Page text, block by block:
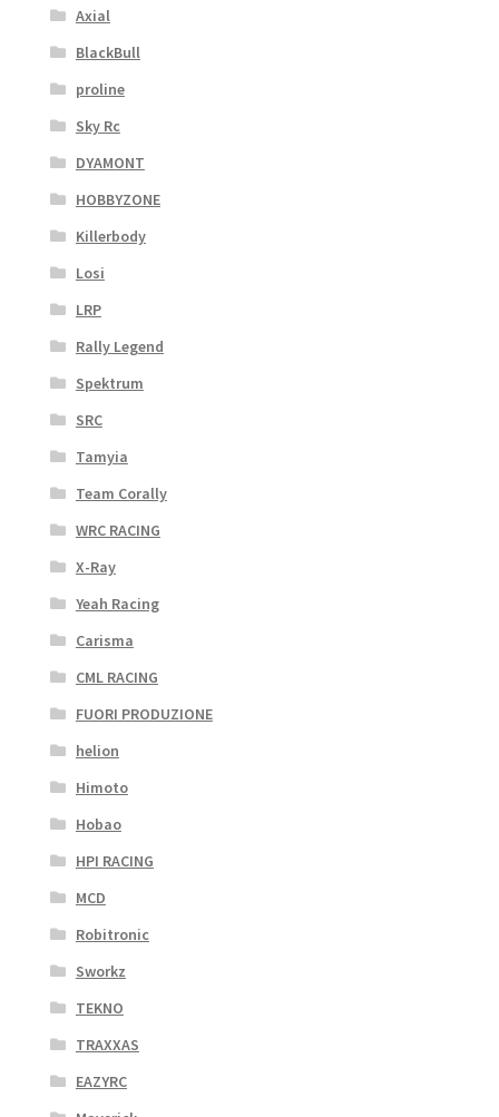
Axial
BlackBull
proline
Sky Rc
DYAMONT
HOBBYZONE
Killerbody
Losi
LRP
Rally Legend
Spektrum
SRC
Tamyia
Team Corally
WRC RACING
X-Ray
Yeah Racing
Carisma
CML RACING
FUORI PRODUZIONE
helion
Himoto
Hobao
HPI RACING
MCD
Robitronic
Sworkz
TEKNO
TRAXXAS
EAZYRC